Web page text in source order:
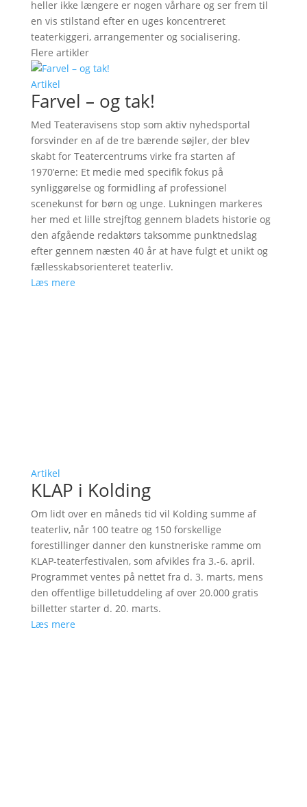
heller ikke længere er nogen vårhare og ser frem til
en vis stilstand efter en uges koncentreret
teaterkiggeri, arrangementer og socialisering.
Flere artikler
Artikel
Farvel – og tak!
Med Teateravisens stop som aktiv nyhedsportal
forsvinder en af de tre bærende søjler, der blev
skabt for Teatercentrums virke fra starten af
1970’erne: Et medie med specifik fokus på
synliggørelse og formidling af professionel
scenekunst for børn og unge. Lukningen markeres
her med et lille strejftog gennem bladets historie og
den afgående redaktørs taksomme punktnedslag
efter gennem næsten 40 år at have fulgt et unikt og
fællesskabsorienteret teaterliv.
Læs mere
Artikel
KLAP i Kolding
Om lidt over en måneds tid vil Kolding summe af
teaterliv, når 100 teatre og 150 forskellige
forestillinger danner den kunstneriske ramme om
KLAP-teaterfestivalen, som afvikles fra 3.-6. april.
Programmet ventes på nettet fra d. 3. marts, mens
den offentlige billetuddeling af over 20.000 gratis
billetter starter d. 20. marts.
Læs mere